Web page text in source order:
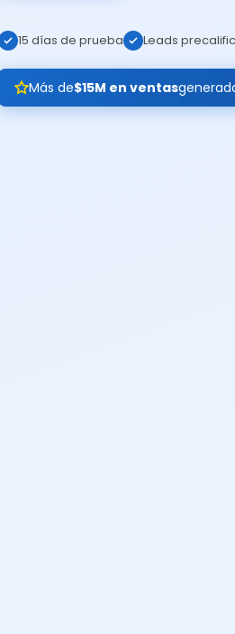
15 días de prueba Leads
Más de$15M en ventas